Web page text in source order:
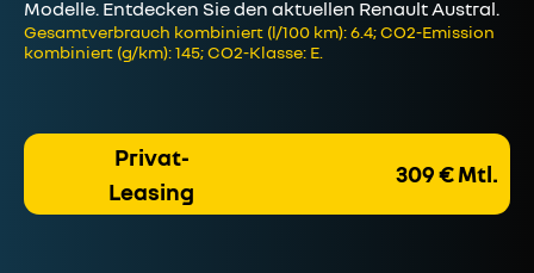
Modelle. Entdecken Sie den aktuellen Renault Austral.
Gesamtverbrauch kombiniert (l/100 km): 6.4; CO2-Emission
kombiniert (g/km): 145; CO2-Klasse: E.
Privat-
Leasing
309 € Mtl.